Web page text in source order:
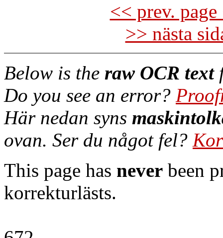
<< prev.
>> nästa
Below is the raw OCR text
Do you see an error?
Här nedan syns
ovan. Ser du något fel?
This page has never been
korrekturlästs.